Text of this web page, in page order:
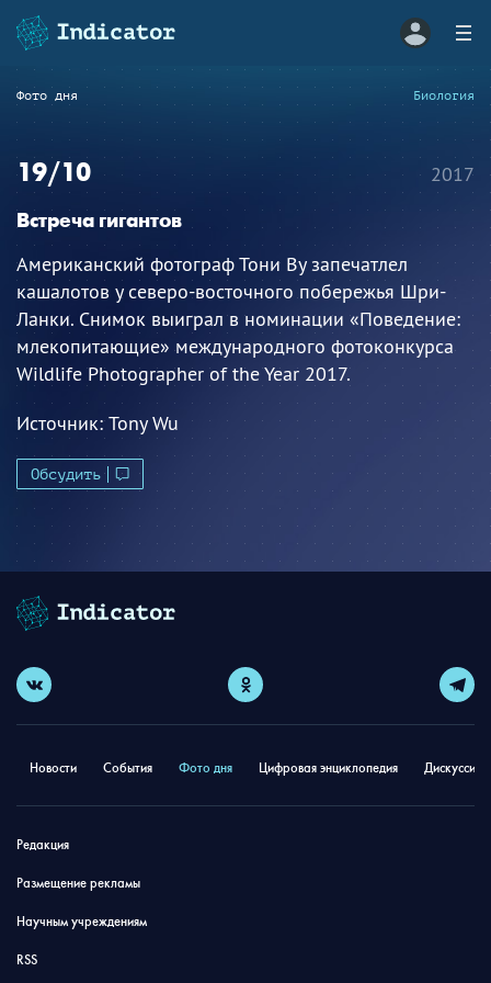
Фото дня Биология
19/10
Встреча гигантов
Американский фотограф Тони Ву запечатлел
кашалотов у северо-восточного побережья Шри-
Ланки. Снимок выиграл в номинации «Поведение:
млекопитающие» международного фотоконкурса
Wildlife Photographer of the Year 2017.
Источник:Tony Wu
Обсудить
2017
Новости События Фото дня Цифровая энциклопедия
Редакция
Размещение рекламы
Научным учреждениям
RSS